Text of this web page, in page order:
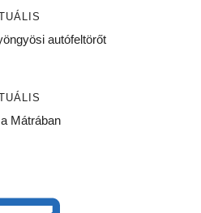
autófeltörőt
Mátrában